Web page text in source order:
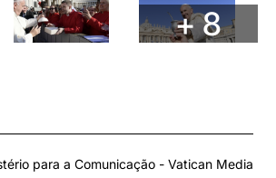
+ 8
para a Comunicação - Vatican Media